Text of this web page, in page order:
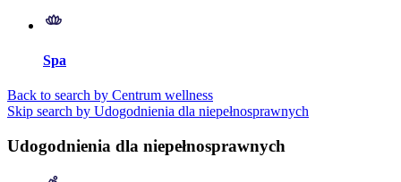
Spa
Back to search by Centrum wellness
Skip search by Udogodnienia dla niepełnosprawnych
Udogodnienia dla niepełnosprawnych